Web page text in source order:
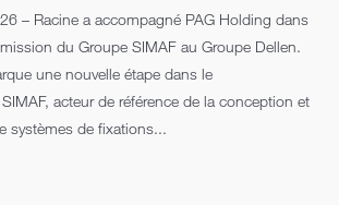
– Racine a accompagné PAG Holding dans
du Groupe SIMAF au Groupe Dellen.
une nouvelle étape dans le
acteur de référence de la conception et
systèmes de fixations...